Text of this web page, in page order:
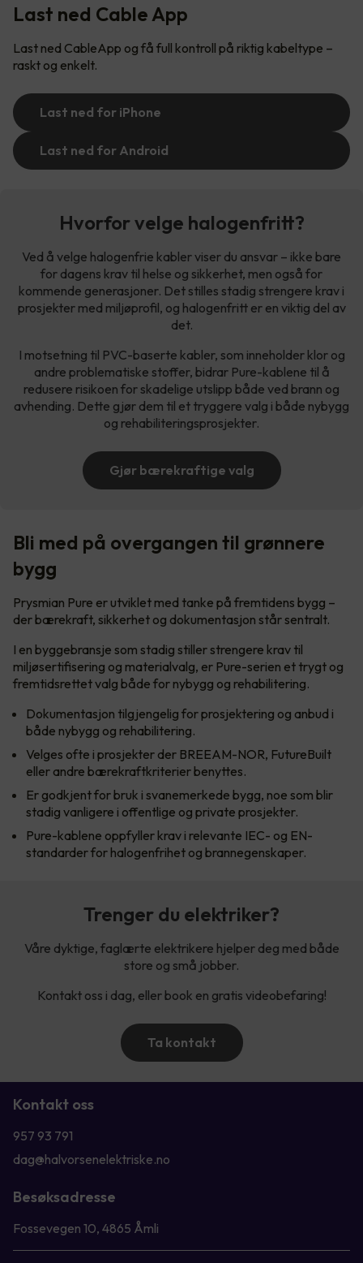
Last ned Cable App
Last ned CableApp og få full kontroll på riktig kabeltype –
raskt og enkelt.
Last ned for iPhone
Last ned for Android
Hvorfor velge halogenfritt?
Ved å velge halogenfrie kabler viser du ansvar – ikke bare
for dagens krav til helse og sikkerhet, men også for
kommende generasjoner. Det stilles stadig strengere krav i
prosjekter med miljøprofil, og halogenfritt er en viktig del av
det.
I motsetning til PVC-baserte kabler, som inneholder klor og
andre problematiske stoffer, bidrar Pure-kablene til å
redusere risikoen for skadelige utslipp både ved brann og
avhending. Dette gjør dem til et tryggere valg i både nybygg
og rehabiliteringsprosjekter.
Gjør bærekraftige valg
Bli med på overgangen til grønnere
bygg
Prysmian Pure er utviklet med tanke på fremtidens bygg –
der bærekraft, sikkerhet og dokumentasjon står sentralt.
I en byggebransje som stadig stiller strengere krav til
miljøsertifisering og materialvalg, er Pure-serien et trygt og
fremtidsrettet valg både for nybygg og rehabilitering.
Dokumentasjon tilgjengelig for prosjektering og anbud i
både nybygg og rehabilitering.
Velges ofte i prosjekter der BREEAM-NOR, FutureBuilt
eller andre bærekraftkriterier benyttes.
Er godkjent for bruk i svanemerkede bygg, noe som blir
stadig vanligere i offentlige og private prosjekter.
Pure-kablene oppfyller krav i relevante IEC- og EN-
standarder for halogenfrihet og brannegenskaper.
Trenger du elektriker?
Våre dyktige, faglærte elektrikere hjelper deg med både
store og små jobber.
Kontakt oss i dag, eller book en gratis videobefaring!
Ta kontakt
Kontakt oss
957 93 791
dag@halvorsenelektriske.no
Besøksadresse
Fossevegen 10, 4865 Åmli